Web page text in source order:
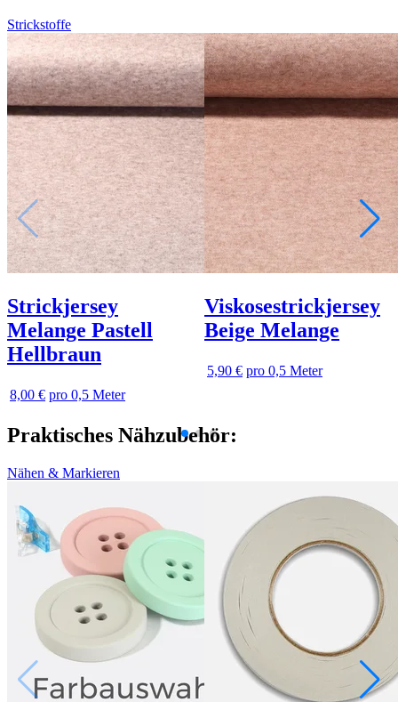
Strickstoffe
Strickjersey
Melange Pastell
Hellbraun
8,00 € pro 0,5 Meter
Viskosestrickjersey
Beige Melange
5,90 € pro 0,5 Meter
Praktisches Nähzubehör:
Nähen & Markieren